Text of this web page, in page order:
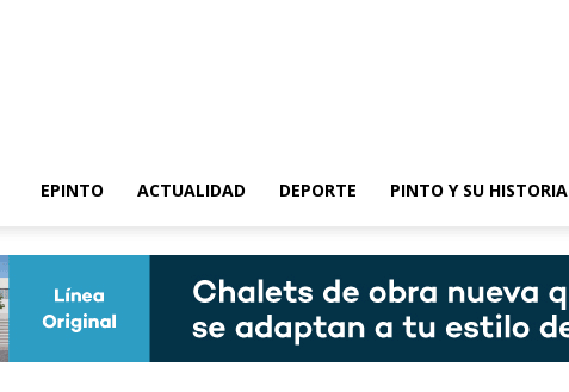
EPINTO
ACTUALIDAD DEPORTE PINTO Y SU HISTORIA